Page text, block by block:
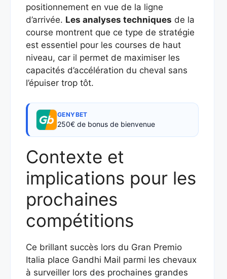
positionnement en vue de la ligne
d’arrivée. Les analyses techniques de la
course montrent que ce type de stratégie
est essentiel pour les courses de haut
niveau, car il permet de maximiser les
capacités d’accélération du cheval sans
l’épuiser trop tôt.
GENYBET
250€ de bonus de bienvenue
Contexte et
implications pour les
prochaines
compétitions
Ce brillant succès lors du Gran Premio
Italia place Gandhi Mail parmi les chevaux
à surveiller lors des prochaines grandes